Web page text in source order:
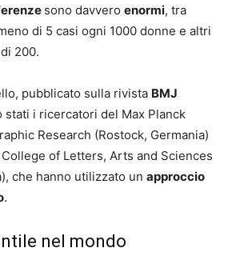
sono davvero enormi, tra
di 5 casi ogni 1000 donne e altri
200.
pubblicato sulla rivista BMJ
stati i ricercatori del Max Planck
Research (Rostock, Germania)
of Letters, Arts and Sciences
che hanno utilizzato un approccio
.
nel mondo